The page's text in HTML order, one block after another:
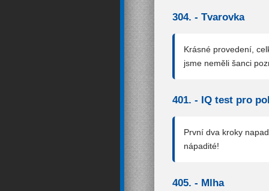
304. - Tvarovka
Krásné provedení,
jsme neměli šanci
401. - IQ test pro
První dva kroky
nápadité!
405. - Mlha